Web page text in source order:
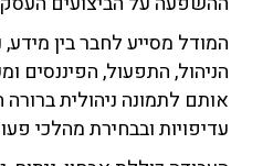
המודל מסייע לחבר בין מידע,
הניהול, התפעול, הפיננסים
אותם לתמונה ניהולית ברורה
עדיפויות ובבחירת מהלכי פעולה.